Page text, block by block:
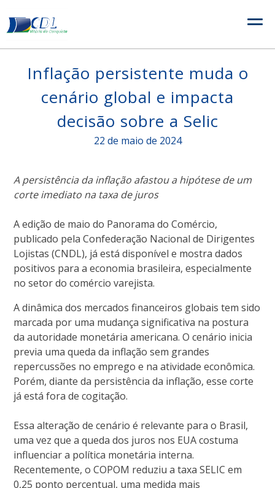
to
content
Inflação persistente muda o
cenário global e impacta
decisão sobre a Selic
22 de maio de 2024
A persistência da inflação afastou a hipótese de um
corte imediato na taxa de juros
A edição de maio do Panorama do Comércio,
publicado pela Confederação Nacional de Dirigentes
Lojistas (CNDL), já está disponível e mostra dados
positivos para a economia brasileira, especialmente
no setor do comércio varejista.
A dinâmica dos mercados financeiros globais tem sido
marcada por uma mudança significativa na postura
da autoridade monetária americana. O cenário inicia
previa uma queda da inflação sem grandes
repercussões no emprego e na atividade econômica.
Porém, diante da persistência da inflação, esse corte
já está fora de cogitação.
Essa alteração de cenário é relevante para o Brasil,
uma vez que a queda dos juros nos EUA costuma
influenciar a política monetária interna.
Recentemente, o COPOM reduziu a taxa SELIC em
0,25 ponto percentual, uma medida mais